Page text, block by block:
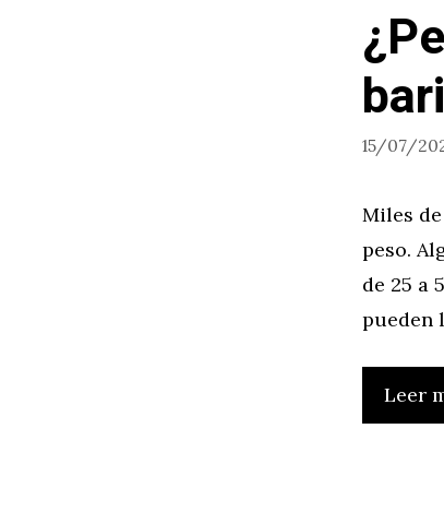
15/07/
Miles
peso.
de 25 a
pueden
Leer